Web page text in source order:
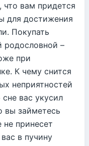
что вам придется
для достижения
Покупать
родословной –
при
К чему снится
неприятностей
вас укусил
вы займетесь
принесет
в пучину